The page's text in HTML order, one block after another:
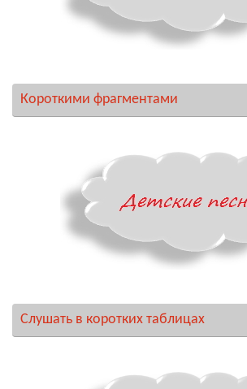
Короткими фрагментами
Слушать в коротких таблицах